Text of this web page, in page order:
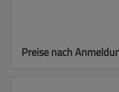
Preise nach